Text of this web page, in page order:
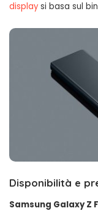
display si basa sul
Disponibilità e
Samsung Galaxy Z